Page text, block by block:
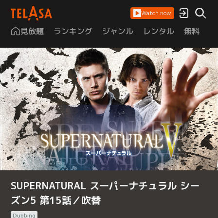
Watch now
見放題 ランキング ジャンル レンタル 無料
SUPERNATURAL スーパーナチュラル シー
ズン5 第15話／吹替
Dubbing